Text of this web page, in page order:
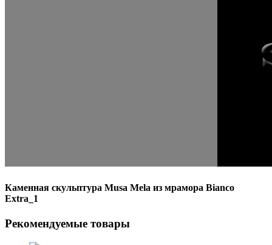
Каменная скульптура Musa Mela из мрамора Bianco
Extra_1
Рекомендуемые товары